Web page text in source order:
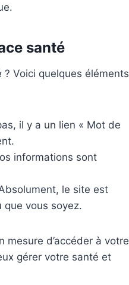
santé
Voici quelques éléments
il y a un lien « Mot de
informations sont
le site est
que vous soyez.
d’accéder à votre
gérer votre santé et